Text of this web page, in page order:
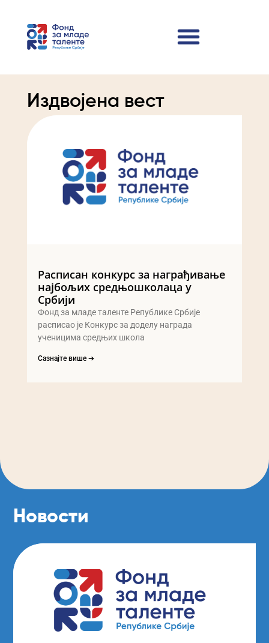
Издвојена вест
Расписан конкурс за награђивање
најбољих средњошколаца у
Србији
Фонд за младе таленте Републике Србије
расписао је Конкурс за доделу награда
ученицима средњих школа
Сазнајте више ➔
Новости